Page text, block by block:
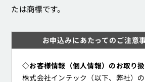
たは商標です。
お申込みにあたってのご注意
◇お客様情報（個人情報）のお取り
株式会社インテック（以下、弊社）